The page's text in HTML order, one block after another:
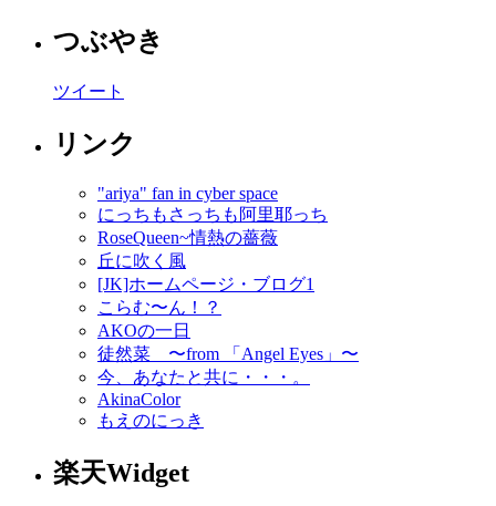
つぶやき
ツイート
リンク
"ariya" fan in cyber space
にっちもさっちも阿里耶っち
RoseQueen~情熱の薔薇
丘に吹く風
[JK]ホームページ・ブログ1
こらむ〜ん！？
AKOの一日
徒然菜 〜from 「Angel Eyes」〜
今、あなたと共に・・・。
AkinaColor
もえのにっき
楽天Widget